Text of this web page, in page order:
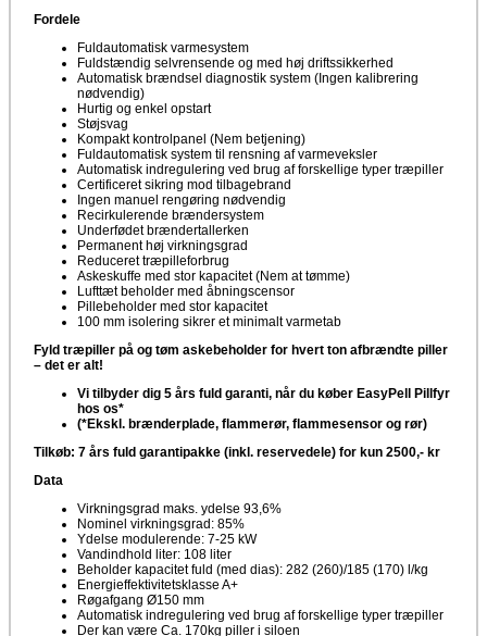
Fordele
Fuldautomatisk varmesystem
Fuldstændig selvrensende og med høj driftssikkerhed
Automatisk brændsel diagnostik system (Ingen kalibrering
nødvendig)
Hurtig og enkel opstart
Støjsvag
Kompakt kontrolpanel (Nem betjening)
Fuldautomatisk system til rensning af varmeveksler
Automatisk indregulering ved brug af forskellige typer træpiller
Certificeret sikring mod tilbagebrand
Ingen manuel rengøring nødvendig
Recirkulerende brændersystem
Underfødet brændertallerken
Permanent høj virkningsgrad
Reduceret træpilleforbrug
Askeskuffe med stor kapacitet (Nem at tømme)
Lufttæt beholder med åbningscensor
Pillebeholder med stor kapacitet
100 mm isolering sikrer et minimalt varmetab
Fyld træpiller på og tøm askebeholder for hvert ton afbrændte piller
– det er alt!
Vi tilbyder dig 5 års fuld garanti, når du køber EasyPell Pillfyr
hos os*
(*Ekskl. brænderplade, flammerør, flammesensor og rør)
Tilkøb: 7 års fuld garantipakke (inkl. reservedele) for kun 2500,- kr
Data
Virkningsgrad maks. ydelse 93,6%
Nominel virkningsgrad: 85%
Ydelse modulerende: 7-25 kW
Vandindhold liter: 108 liter
Beholder kapacitet fuld (med dias): 282 (260)/185 (170) l/kg
Energieffektivitetsklasse A+
Røgafgang Ø150 mm
Automatisk indregulering ved brug af forskellige typer træpiller
Der kan være Ca. 170kg piller i siloen